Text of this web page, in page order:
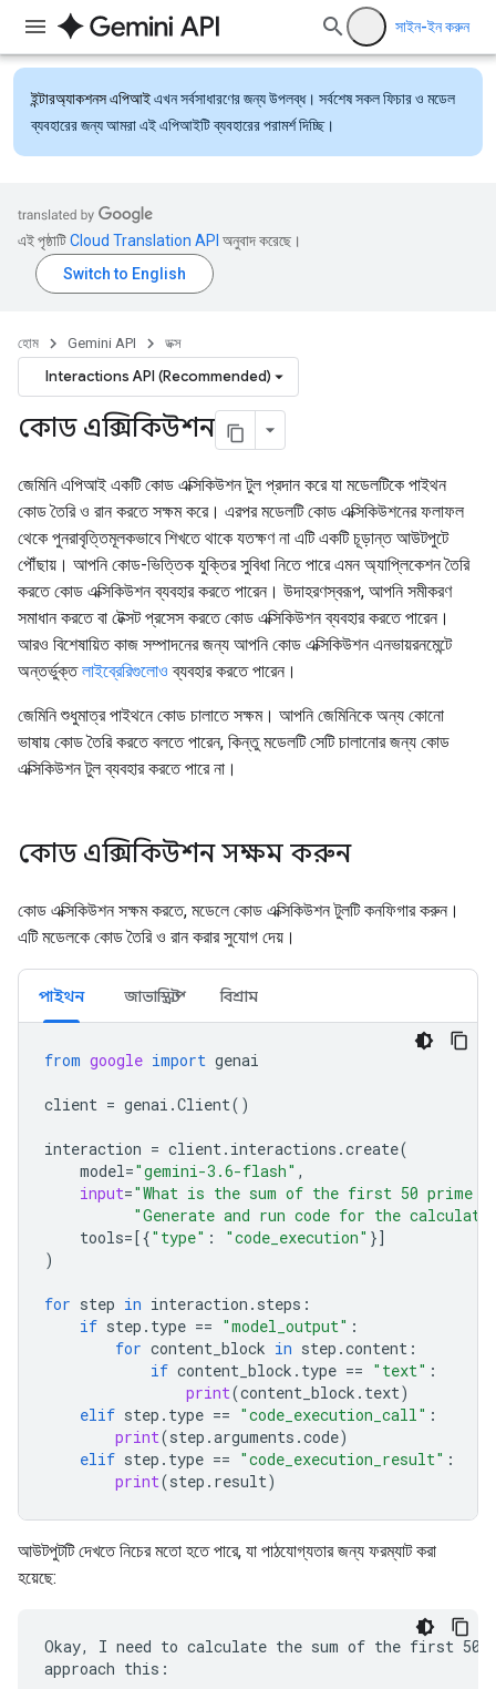
সাইন-ইন করুন
ইন্টারঅ্যাকশনস এপিআইএখন সর্বসাধারণের জন্য উপলব্ধ। সর্বশেষ সকল ফিচার ও মডেল
ব্যবহারের জন্য আমরা এই এপিআইটি ব্যবহারের পরামর্শ দিচ্ছি।
এই পৃষ্ঠাটিCloud Translation API অনুবাদ করেছে।
হোম Gemini API ডক্স
Interactions API (Recommended)
কোড এক্সিকিউশন
জেমিনি এপিআই একটি কোড এক্সিকিউশন টুল প্রদান করে যা মডেলটিকে পাইথন
কোড তৈরি ও রান করতে সক্ষম করে। এরপর মডেলটি কোড এক্সিকিউশনের ফলাফল
থেকে পুনরাবৃত্তিমূলকভাবে শিখতে থাকে যতক্ষণ না এটি একটি চূড়ান্ত আউটপুটে
পৌঁছায়। আপনি কোড-ভিত্তিক যুক্তির সুবিধা নিতে পারে এমন অ্যাপ্লিকেশন তৈরি
করতে কোড এক্সিকিউশন ব্যবহার করতে পারেন। উদাহরণস্বরূপ, আপনি সমীকরণ
সমাধান করতে বা টেক্সট প্রসেস করতে কোড এক্সিকিউশন ব্যবহার করতে পারেন।
আরও বিশেষায়িত কাজ সম্পাদনের জন্য আপনি কোড এক্সিকিউশন এনভায়রনমেন্টে
অন্তর্ভুক্তলাইব্রেরিগুলোও ব্যবহার করতে পারেন।
জেমিনি শুধুমাত্র পাইথনে কোড চালাতে সক্ষম। আপনি জেমিনিকে অন্য কোনো
ভাষায় কোড তৈরি করতে বলতে পারেন, কিন্তু মডেলটি সেটি চালানোর জন্য কোড
এক্সিকিউশন টুল ব্যবহার করতে পারে না।
কোড এক্সিকিউশন সক্ষম করুন
কোড এক্সিকিউশন সক্ষম করতে, মডেলে কোড এক্সিকিউশন টুলটি কনফিগার করুন।
এটি মডেলকে কোড তৈরি ও রান করার সুযোগ দেয়।
পাইথন জাভাস্ক্রিপ্ট বিশ্রাম
from google import genai
client = genai .Client()
interaction = client. interactions .create(
model="gemini-3.6-flash" ,
input="What is the sum of the first 50 prime
"Generate and run code for the
tools=[{"type" : "code_execution" }]
)
for step in interaction . steps :
if step . type == "model_output" :
for content_block in step .content :
if content_block . type == "text" :
print(content_block . text)
elif step . type == "code_execution_call" :
print(step .arguments .code)
elif step . type == "code_execution_result" :
print(step . result)
আউটপুটটি দেখতে নিচের মতো হতে পারে, যা পাঠযোগ্যতার জন্য ফরম্যাট করা
হয়েছে:
Okay, I need to calculate the sum of the first 50
approach this: